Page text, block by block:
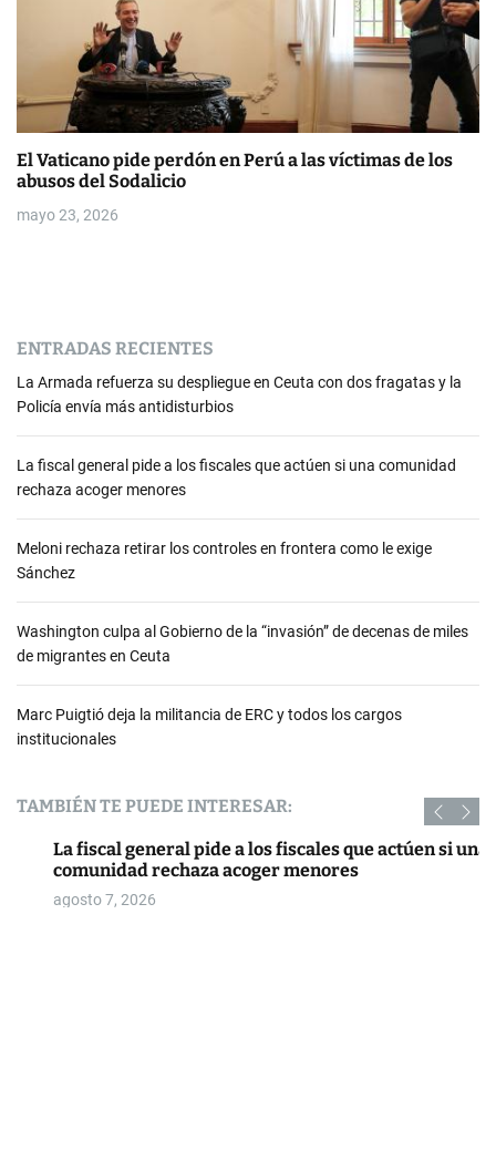
El Vaticano pide perdón en Perú a las víctimas de los
abusos del Sodalicio
mayo 23, 2026
ENTRADAS RECIENTES
La Armada refuerza su despliegue en Ceuta con dos fragatas y la
Policía envía más antidisturbios
La fiscal general pide a los fiscales que actúen si una comunidad
rechaza acoger menores
Meloni rechaza retirar los controles en frontera como le exige
Sánchez
Washington culpa al Gobierno de la “invasión” de decenas de miles
de migrantes en Ceuta
Marc Puigtió deja la militancia de ERC y todos los cargos
institucionales
TAMBIÉN TE PUEDE INTERESAR:
La fiscal general pide a los fiscales que actúen si una
comunidad rechaza acoger menores
agosto 7, 2026